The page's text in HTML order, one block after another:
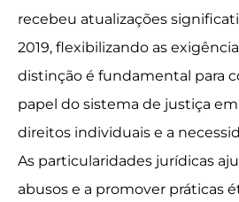
recebeu atualizações
2019, flexibilizando as
distinção é fundamental para
papel do sistema de justiça
direitos individuais e a
As particularidades jurídicas
abusos e a promover práticas